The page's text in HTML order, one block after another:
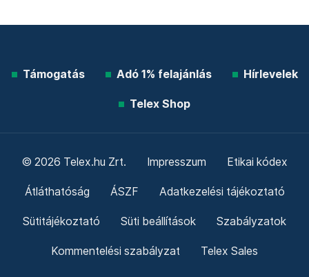
Támogatás Adó 1% felajánlás Hírlevelek
Telex Shop
© 2026 Telex.hu Zrt. Impresszum Etikai kódex
Átláthatóság ÁSZF Adatkezelési tájékoztató
Sütitájékoztató Süti beállítások Szabályzatok
Kommentelési szabályzat Telex Sales